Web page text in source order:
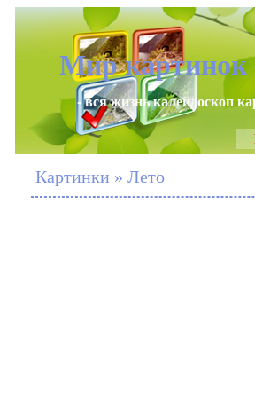
Мир картинок
- вся жизнь калейдоскоп
Картинки » Лето